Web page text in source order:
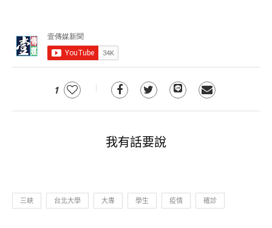
1
我有話要說
三峽 台北大學 大專 學生 疫情 確診